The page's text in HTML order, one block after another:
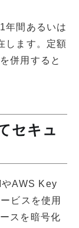
年間あるいは
します。定額
併用すると
セキュ
AWS Key
ビスを使用
スを暗号化